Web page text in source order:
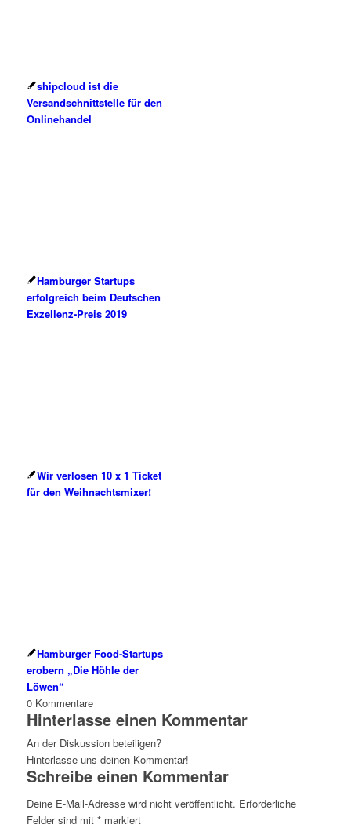
shipcloud ist die
Versandschnittstelle für den
Onlinehandel
Hamburger Startups
erfolgreich beim Deutschen
Exzellenz-Preis 2019
Wir verlosen 10 x 1 Ticket
für den Weihnachtsmixer!
Hamburger Food-Startups
erobern „Die Höhle der
Löwen“
0 Kommentare
Hinterlasse einen Kommentar
An der Diskussion beteiligen?
Hinterlasse uns deinen Kommentar!
Schreibe einen Kommentar
Deine E-Mail-Adresse wird nicht veröffentlicht. Erforderliche
Felder sind mit *markiert